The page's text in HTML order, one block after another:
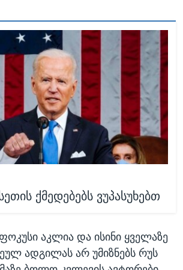
ქმედებებს ვუპასუხებთ
აკლია და ისინი ყველაზე
ადგილას არ უმიზნებს რუს